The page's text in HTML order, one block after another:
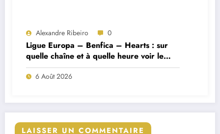
Alexandre Ribeiro 0
Ligue Europa – Benfica – Hearts : sur
quelle chaîne et à quelle heure voir le
match ?
6 Août 2026
LAISSER UN COMMENTAIRE